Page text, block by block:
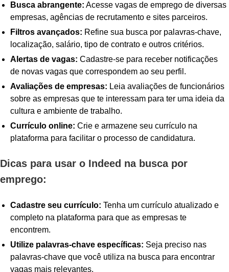
Busca abrangente: Acesse vagas de emprego de diversas
empresas, agências de recrutamento e sites parceiros.
Filtros avançados: Refine sua busca por palavras-chave,
localização, salário, tipo de contrato e outros critérios.
Alertas de vagas: Cadastre-se para receber notificações
de novas vagas que correspondem ao seu perfil.
Avaliações de empresas: Leia avaliações de funcionários
sobre as empresas que te interessam para ter uma ideia da
cultura e ambiente de trabalho.
Currículo online: Crie e armazene seu currículo na
plataforma para facilitar o processo de candidatura.
Dicas para usar o Indeed na busca por
emprego:
Cadastre seu currículo: Tenha um currículo atualizado e
completo na plataforma para que as empresas te
encontrem.
Utilize palavras-chave específicas: Seja preciso nas
palavras-chave que você utiliza na busca para encontrar
vagas mais relevantes.